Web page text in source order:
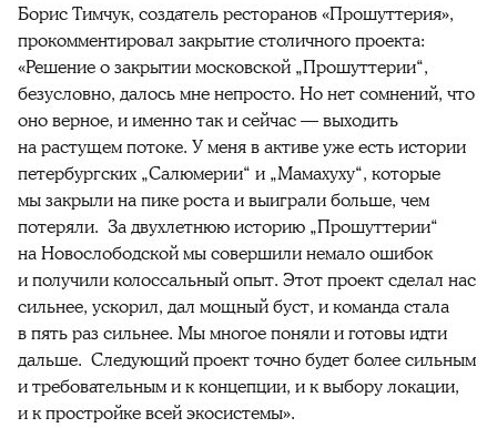
Борис Тимчук, создатель ресторанов «Прошуттерия»,
прокомментировал закрытие столичного проекта:
«Решение о закрытии московской „Прошуттерии“,
безусловно, далось мне непросто. Но нет сомнений, что
оно верное, и именно так и сейчас — выходить
на растущем потоке. У меня в активе уже есть истории
петербургских „Салюмерии“ и „Мамахуху“, которые
мы закрыли на пике роста и выиграли больше, чем
потеряли. За двухлетнюю историю „Прошуттерии“
на Новослободской мы совершили немало ошибок
и получили колоссальный опыт. Этот проект сделал нас
сильнее, ускорил, дал мощный буст, и команда стала
в пять раз сильнее. Мы многое поняли и готовы идти
дальше. Следующий проект точно будет более сильным
и требовательным и к концепции, и к выбору локации,
и к простройке всей экосистемы».